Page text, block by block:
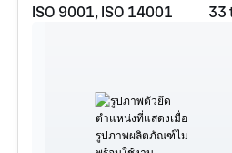
ISO 9001, ISO 14001 33